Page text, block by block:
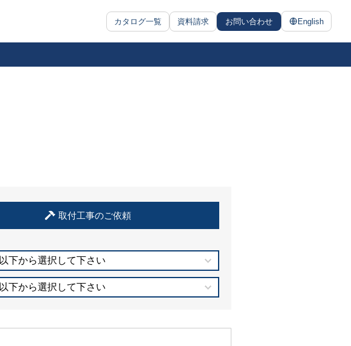
カタログ一覧 資料請求 お問い合わせ English
取付工事のご依頼
以下から選択して下さい
以下から選択して下さい